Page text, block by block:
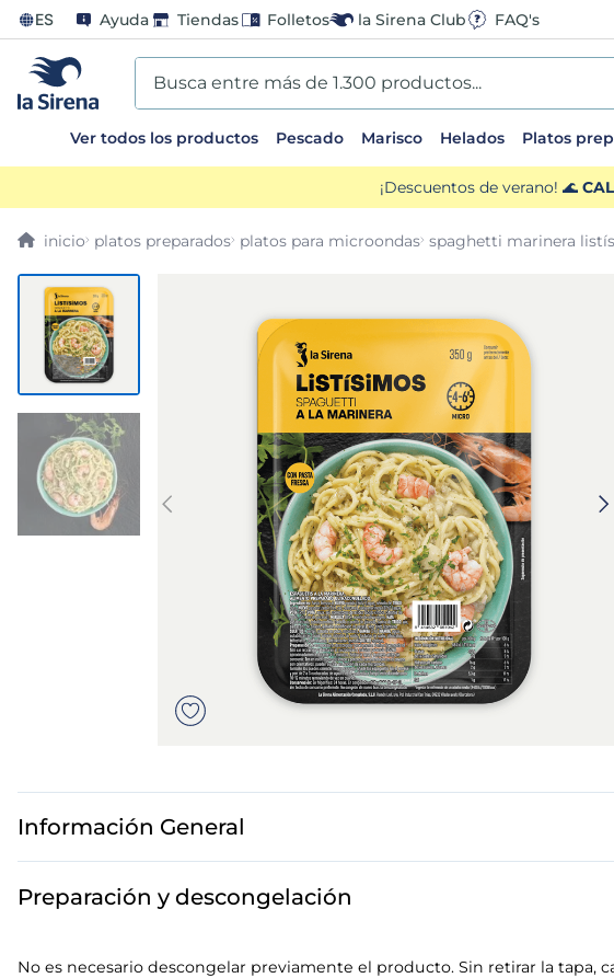
ES Ayuda Tiendas Folletos la Sirena Club FAQ's
Busca entre más de 1.300 productos...
Ver todos los productos Pescado Marisco Helados Platos
¡Descuentos de verano! 🌊
platos preparados platos para microondas spaghetti marinera
Información General
Preparación y descongelación
No es necesario descongelar previamente el producto. Sin retirar la tapa,
TÉRMINOS MÁS BUSCADOS
1. helados sirena
3. patatas
4. gamba
verduras
6. croquetas
7. canelones